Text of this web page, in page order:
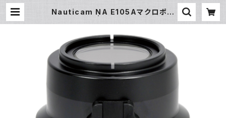
Nauticam NA E105Aマクロポー